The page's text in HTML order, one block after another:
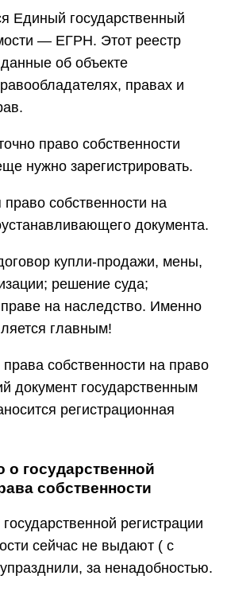
Единый государственный
— ЕГРН. Этот реестр
об объекте
правах и
право собственности
нужно зарегистрировать.
право собственности на
документа.
купли-продажи, мены,
решение суда;
на наследство. Именно
главным!
собственности на право
документ государственным
регистрационная
о государственной
собственности
регистрации
сейчас не выдают ( с
за ненадобностью.